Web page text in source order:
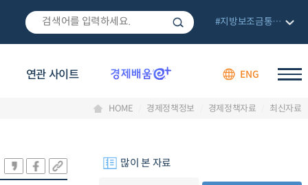
연관 사이트 ENG
#지방보조금통합관리망
HOME 경제정책정보 경제정책자료 최신자료
많이 본 자료